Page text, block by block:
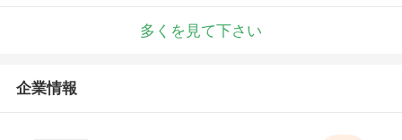
多くを見て下さい
企業情報